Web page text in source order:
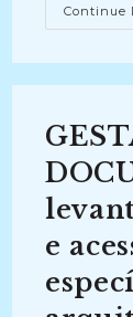
Continue
e